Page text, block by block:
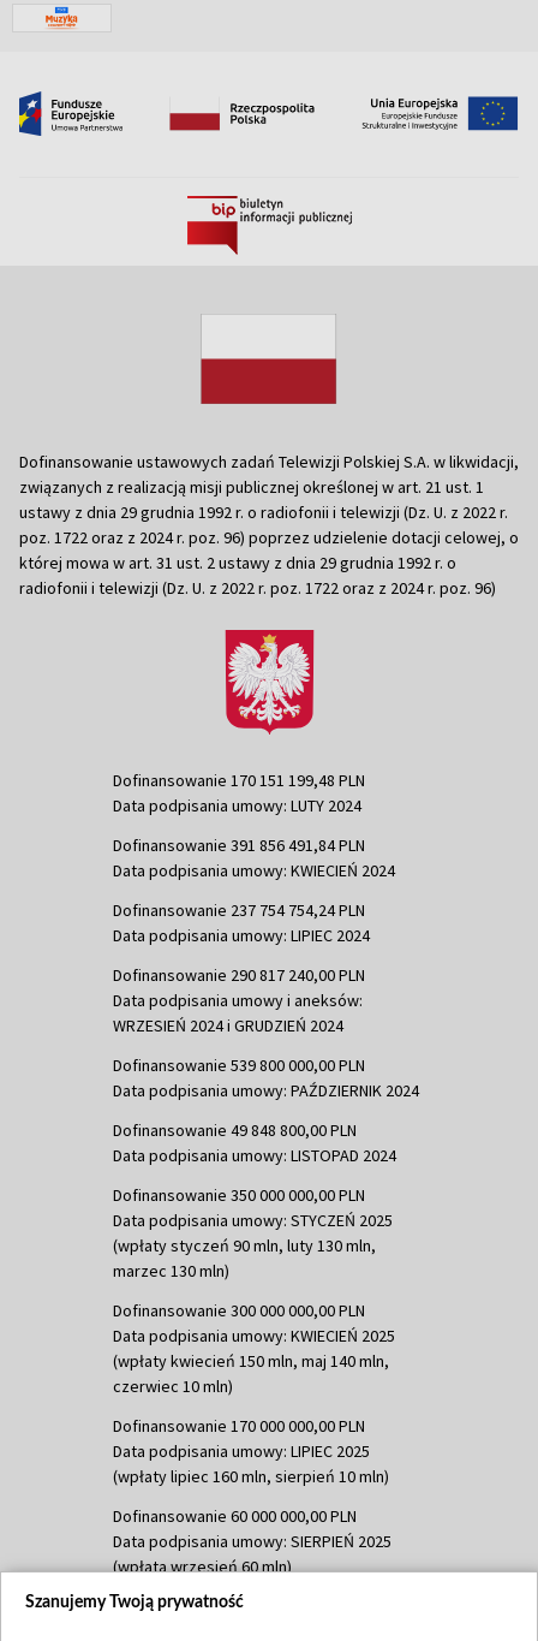
Dofinansowanie ustawowych zadań Telewizji Polskiej S.A. w likwidacji,
związanych z realizacją misji publicznej określonej w art. 21 ust. 1
ustawy z dnia 29 grudnia 1992 r. o radiofonii i telewizji (Dz. U. z 2022 r.
poz. 1722 oraz z 2024 r. poz. 96) poprzez udzielenie dotacji celowej, o
której mowa w art. 31 ust. 2 ustawy z dnia 29 grudnia 1992 r. o
radiofonii i telewizji (Dz. U. z 2022 r. poz. 1722 oraz z 2024 r. poz. 96)
Dofinansowanie 170 151 199,48 PLN
Data podpisania umowy: LUTY 2024
Dofinansowanie 391 856 491,84 PLN
Data podpisania umowy: KWIECIEŃ 2024
Dofinansowanie 237 754 754,24 PLN
Data podpisania umowy: LIPIEC 2024
Dofinansowanie 290 817 240,00 PLN
Data podpisania umowy i aneksów:
WRZESIEŃ 2024 i GRUDZIEŃ 2024
Dofinansowanie 539 800 000,00 PLN
Data podpisania umowy: PAŹDZIERNIK 2024
Dofinansowanie 49 848 800,00 PLN
Data podpisania umowy: LISTOPAD 2024
Dofinansowanie 350 000 000,00 PLN
Data podpisania umowy: STYCZEŃ 2025
(wpłaty styczeń 90 mln, luty 130 mln,
marzec 130 mln)
Dofinansowanie 300 000 000,00 PLN
Data podpisania umowy: KWIECIEŃ 2025
(wpłaty kwiecień 150 mln, maj 140 mln,
czerwiec 10 mln)
Dofinansowanie 170 000 000,00 PLN
Data podpisania umowy: LIPIEC 2025
(wpłaty lipiec 160 mln, sierpień 10 mln)
Dofinansowanie 60 000 000,00 PLN
Data podpisania umowy: SIERPIEŃ 2025
(wpłata wrzesień 60 mln)
Dofinansowanie 635 783 051,21 PLN
Szanujemy Twoją prywatność